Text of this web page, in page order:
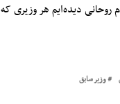
روحانی دیده‌ایم هر وزیری که
وزیر سابق